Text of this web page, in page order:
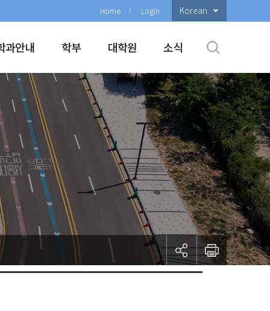
Home Login Korean
과안내 학부 대학원 소식